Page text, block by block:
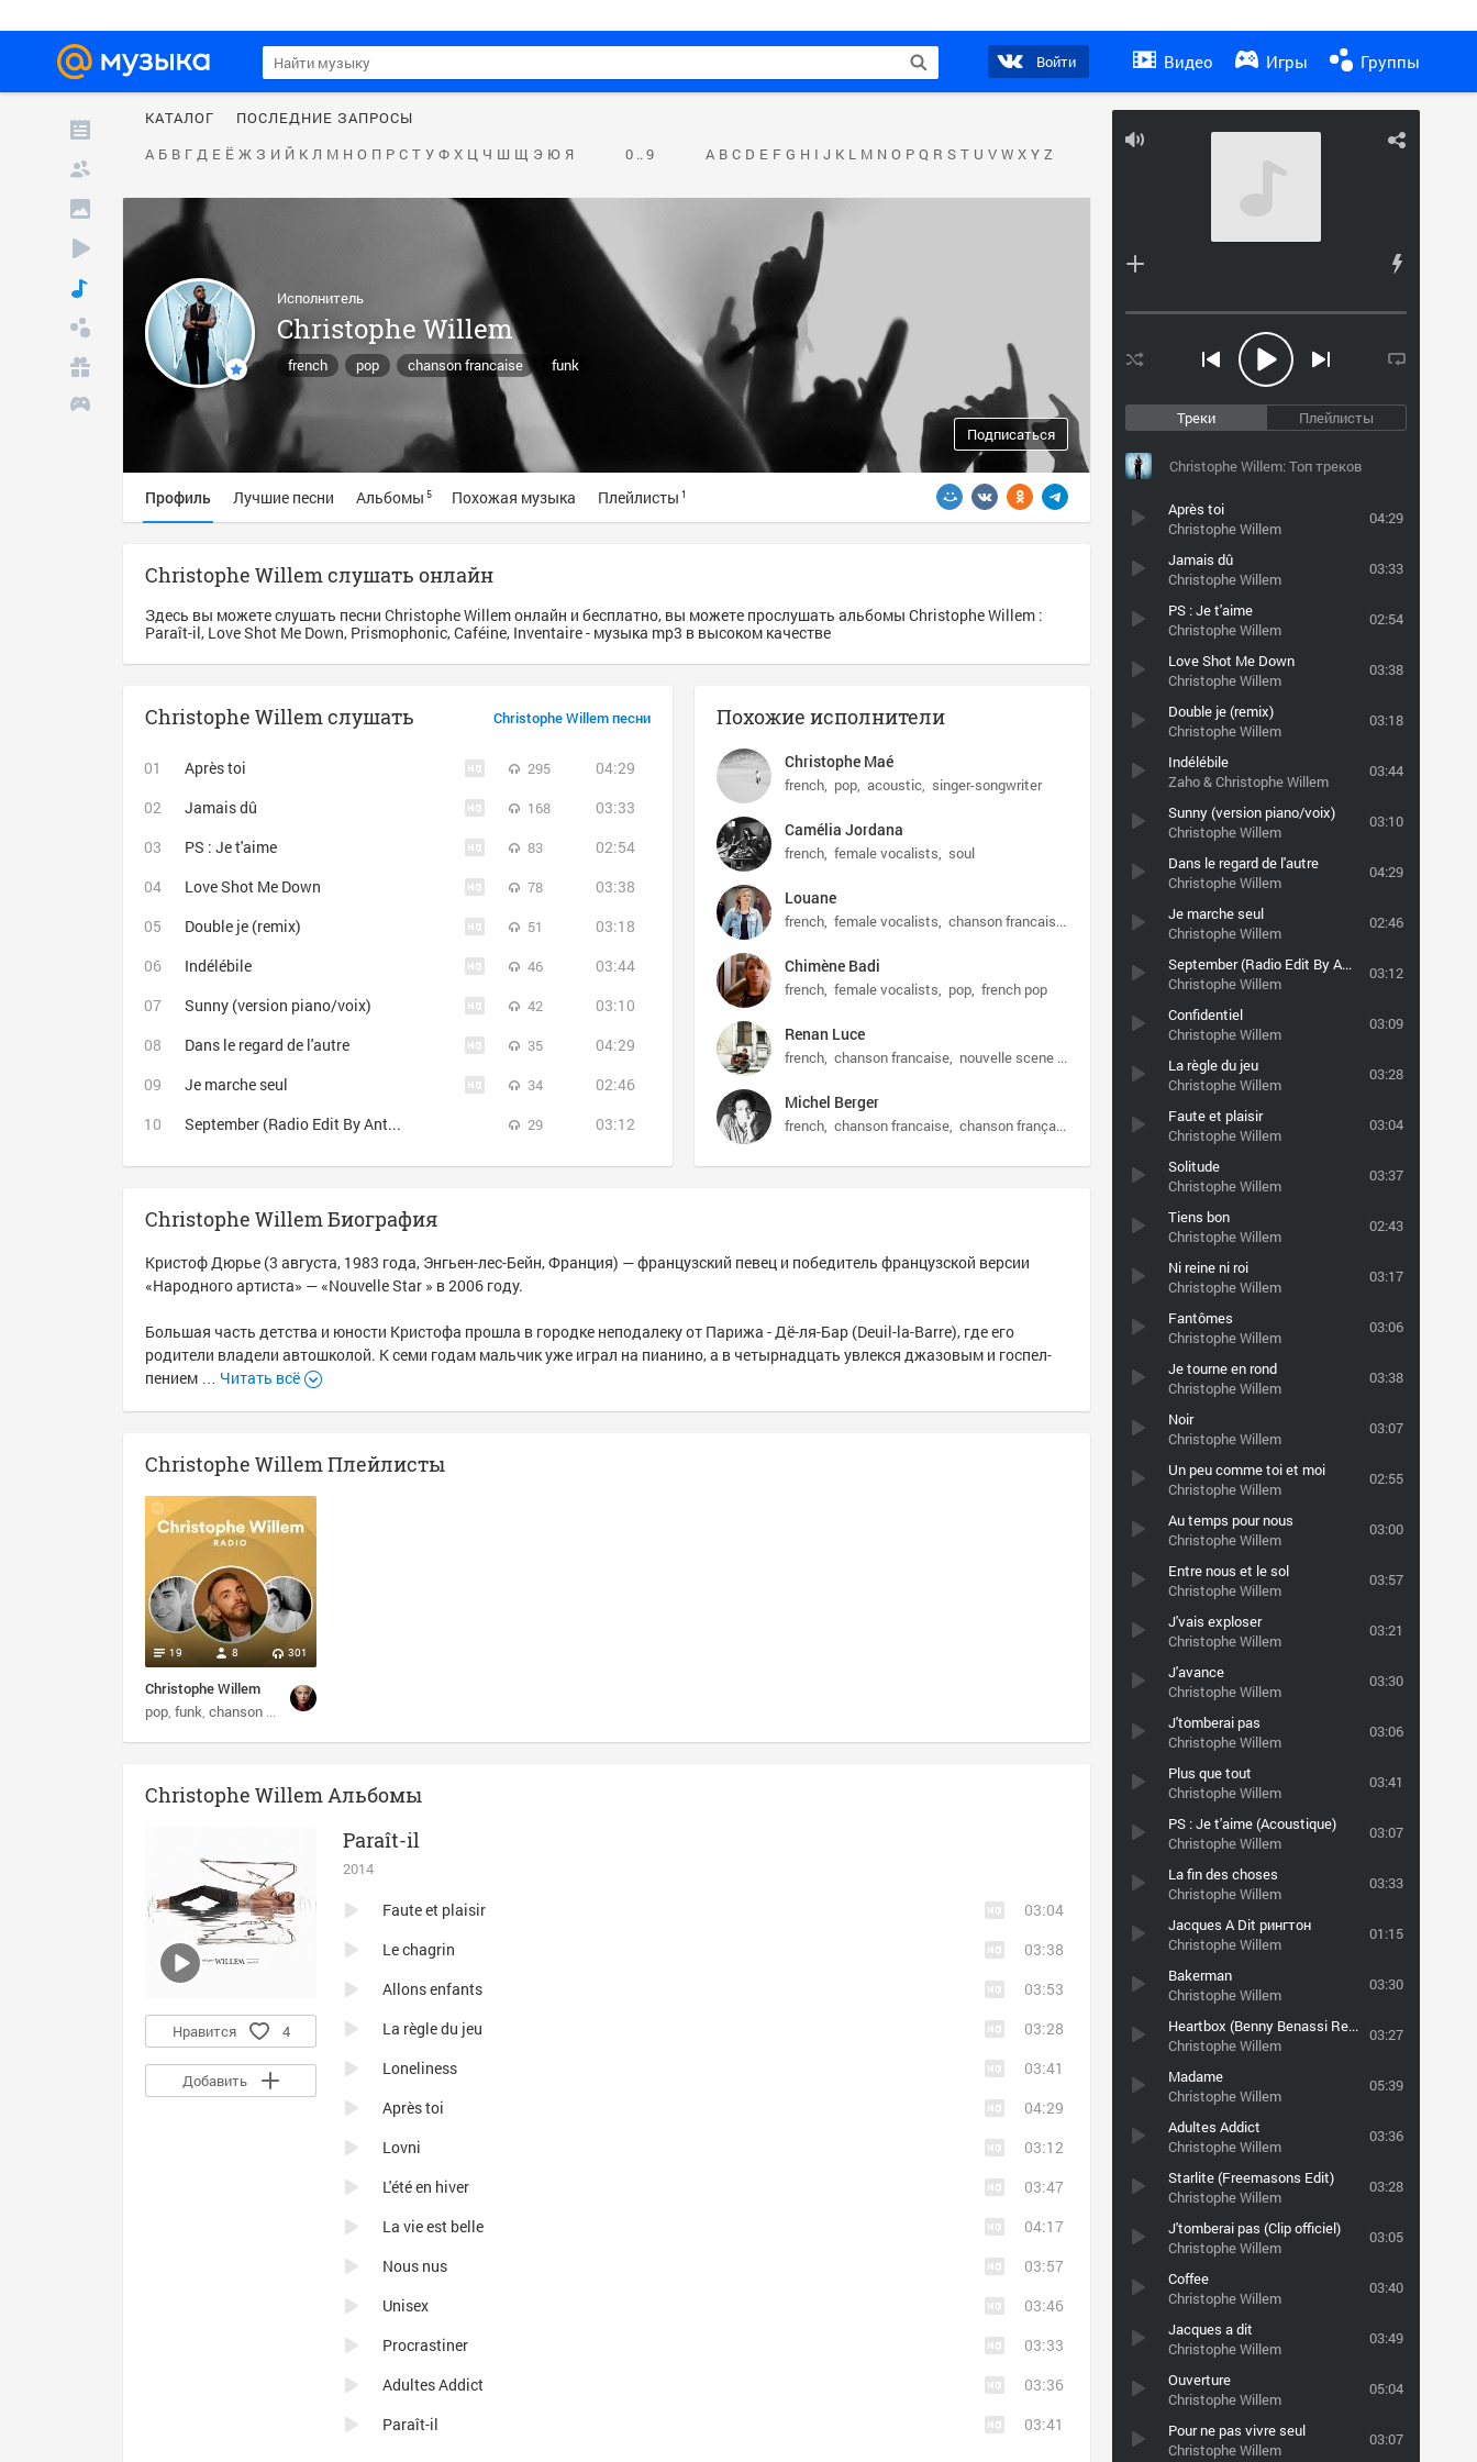
Войти Видео Игры Группы
Треки Плейлисты
Christophe Willem: Топ треков
Après toi
Christophe Willem
04:29
Jamais dû
Christophe Willem
03:33
PS : Je t'aime
Christophe Willem
02:54
Love Shot Me Down
Christophe Willem
03:38
Double je (remix)
Christophe Willem
03:18
Indélébile
Zaho & Christophe Willem
03:44
Sunny (version piano/voix)
Christophe Willem
03:10
Dans le regard de l'autre
Christophe Willem
04:29
Je marche seul
Christophe Willem
02:46
September (Radio Edit By Antoine Clamaran & Eric Kaufmann)
Christophe Willem
03:12
Confidentiel
Christophe Willem
03:09
La règle du jeu
Christophe Willem
03:28
Faute et plaisir
Christophe Willem
03:04
Solitude
Christophe Willem
03:37
Tiens bon
Christophe Willem
02:43
Ni reine ni roi
Christophe Willem
03:17
Fantômes
Christophe Willem
03:06
Je tourne en rond
Christophe Willem
03:38
Noir
Christophe Willem
03:07
Un peu comme toi et moi
Christophe Willem
02:55
Au temps pour nous
Christophe Willem
03:00
Entre nous et le sol
Christophe Willem
03:57
J'vais exploser
Christophe Willem
03:21
J'avance
Christophe Willem
03:30
J'tomberai pas
Christophe Willem
03:06
Plus que tout
Christophe Willem
03:41
PS : Je t'aime (Acoustique)
Christophe Willem
03:07
La fin des choses
Christophe Willem
03:33
Jacques A Dit рингтон
Christophe Willem
01:15
Bakerman
Christophe Willem
03:30
Heartbox (Benny Benassi Remix)
Christophe Willem
03:27
Madame
Christophe Willem
05:39
Adultes Addict
Christophe Willem
03:36
Starlite (Freemasons Edit)
Christophe Willem
03:28
J'tomberai pas (Clip officiel)
Christophe Willem
03:05
Coffee
Christophe Willem
03:40
Jacques а dit
Christophe Willem
03:49
Ouverture
Christophe Willem
05:04
Pour ne pas vivre seul
Christophe Willem
03:07
КАТАЛОГ
ПОСЛЕДНИЕ ЗАПРОСЫ
А Б В Г Д Е Ё Ж З И Й К Л М Н О П Р С Т У Ф Х Ц Ч Ш Щ Э Ю Я 0 .. 9 A B C D E F G H I J K L M N O P Q R S T U V W X Y Z
Исполнитель
Christophe Willem
french pop chanson francaise funk
Подписаться
Профиль Лучшие песни Альбомы 5 Похожая музыка Плейлисты 1
Christophe Willem слушать онлайн
Здесь вы можете слушать песни Christophe Willem онлайн и бесплатно, вы можете прослушать альбомы Christophe Willem :
Paraît-il, Love Shot Me Down, Prismophonic, Caféine, Inventaire - музыка mp3 в высоком качестве
Christophe Willem песни
Christophe Willem слушать
Après toi 295
04:29
Jamais dû
168
03:33
PS : Je t'aime
83
02:54
Love Shot Me Down
78
03:38
Double je (remix)
51
03:18
Indélébile
46
03:44
Sunny (version piano/voix)
42
03:10
Dans le regard de l'autre
35
04:29
Je marche seul
34
02:46
September (Radio Edit By Antoine Clamaran & Eric Kaufmann)
29 03:12
Похожие исполнители
Christophe Maé
french pop acoustic singer-songwriter
Camélia Jordana
french female vocalists soul
Louane
french female vocalists chanson francaise singer-songwriter
Chimène Badi
french female vocalists pop french pop
Renan Luce
french chanson francaise nouvelle scene francaise
Michel Berger
french chanson francaise chanson française singer-songwriter
Christophe Willem Биография
Кристоф Дюрье (3 августа, 1983 года, Энгьен-лес-Бейн, Франция) — французский певец и победитель французской версии
«Народного артиста» — «Nouvelle Star » в 2006 году.
Большая часть детства и юности Кристофа прошла в городке неподалеку от Парижа - Дё-ля-Бар (Deuil-la-Barre), где его
родители владели автошколой. К семи годам мальчик уже играл на пианино, а в четырнадцать увлекся джазовым и госпел-
пением … Читать всё
Christophe Willem Плейлисты
Christophe Willem
19 301
8
pop funk chanson francaise
Christophe Willem Альбомы
Paraît-il
2014
Нравится 4
Добавить
Faute et plaisir
03:04
Le chagrin
03:38
Allons enfants
03:53
La règle du jeu
03:28
Loneliness
03:41
Après toi
04:29
Lovni
03:12
L'été en hiver
03:47
La vie est belle
04:17
Nous nus
03:57
Unisex
03:46
Procrastiner
03:33
Adultes Addict
03:36
Paraît-il
03:41